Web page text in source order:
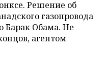
Решение об
газопровода
Барак Обама. Не
агентом